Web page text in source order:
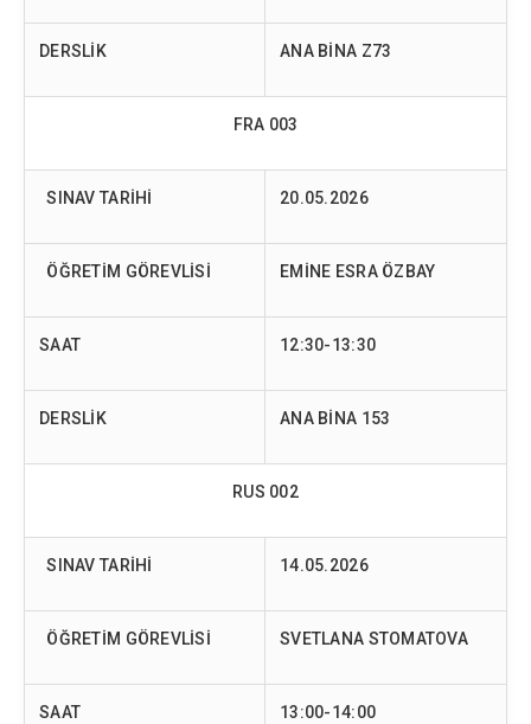
DERSLİK ANA BİNA Z73
FRA 003
SINAV TARİHİ 20.05.2026
ÖĞRETİM GÖREVLİSİ EMİNE ESRA ÖZBAY
SAAT 12:30-13:30
DERSLİK ANA BİNA 153
RUS 002
SINAV TARİHİ 14.05.2026
ÖĞRETİM GÖREVLİSİ SVETLANA STOMATOVA
SAAT 13:00-14:00